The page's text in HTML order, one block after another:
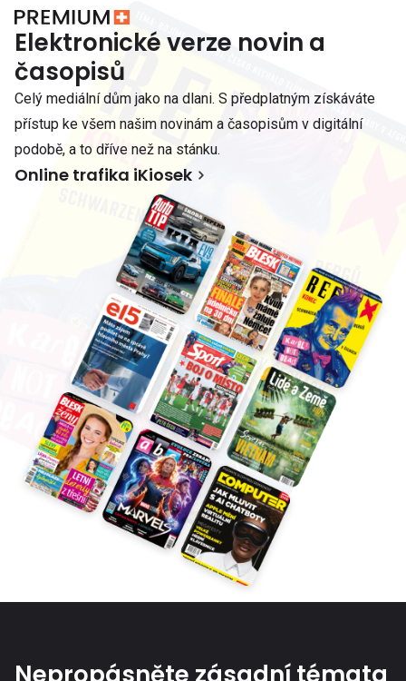
Elektronické verze novin a
časopisů
Celý mediální dům jako na dlani. S předplatným získáváte
přístup ke všem našim novinám a časopisům v digitální
podobě, a to dříve než na stánku.
Online trafika iKiosek